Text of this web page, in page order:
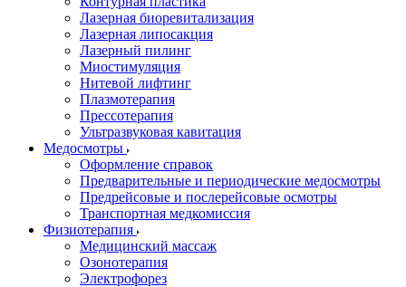
Лазерная биоревитализация
Лазерная липосакция
Лазерный пилинг
Миостимуляция
Нитевой лифтинг
Плазмотерапия
Прессотерапия
Ультразвуковая кавитация
Медосмотры
Оформление справок
Предварительные и периодические медосмотры
Предрейсовые и послерейсовые осмотры
Транспортная медкомиссия
Физиотерапия
Медицинский массаж
Озонотерапия
Электрофорез